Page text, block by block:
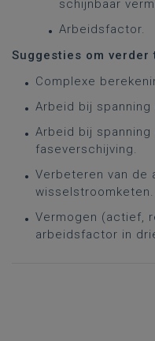
schijnbaar
Arbeidsfactor.
Suggesties om
Complexe
Arbeid bij
Arbeid bij
faseverschijving.
Verbeteren van de
wisselstroomketen.
Vermogen (actief,
arbeidsfactor in